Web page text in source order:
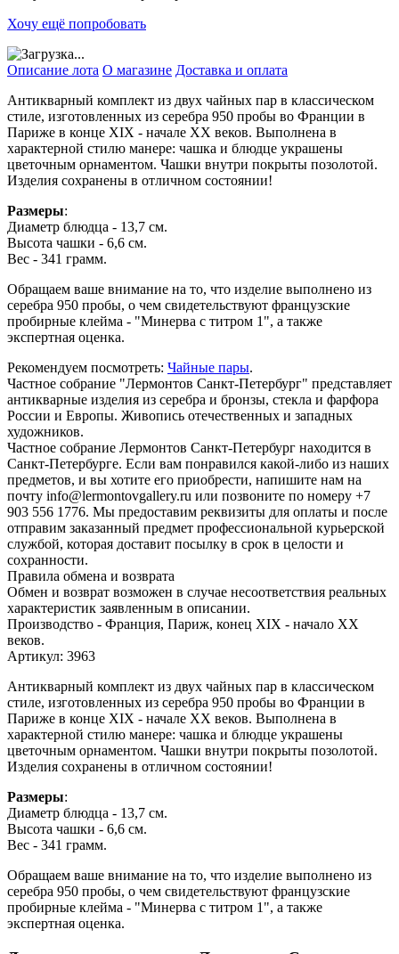
Хочу ещё попробовать
Описание лота О магазине Доставка и оплата
Антикварный комплект из двух чайных пар в классическом
стиле, изготовленных из серебра 950 пробы во Франции в
Париже в конце XIX - начале XX веков. Выполнена в
характерной стилю манере: чашка и блюдце украшены
цветочным орнаментом. Чашки внутри покрыты позолотой.
Изделия сохранены в отличном состоянии!
Размеры:
Диаметр блюдца - 13,7 см.
Высота чашки - 6,6 см.
Вес - 341 грамм.
Обращаем ваше внимание на то, что изделие выполнено из
серебра 950 пробы, о чем свидетельствуют французские
пробирные клейма - "Минерва с титром 1", а также
экспертная оценка.
Рекомендуем посмотреть: Чайные пары.
Частное собрание "Лермонтов Санкт-Петербург" представляет
антикварные изделия из серебра и бронзы, стекла и фарфора
России и Европы. Живопись отечественных и западных
художников.
Частное собрание Лермонтов Санкт-Петербург находится в
Санкт-Петербурге. Если вам понравился какой-либо из наших
предметов, и вы хотите его приобрести, напишите нам на
почту info@lermontovgallery.ru или позвоните по номеру +7
903 556 1776. Мы предоставим реквизиты для оплаты и после
отправим заказанный предмет профессиональной курьерской
службой, которая доставит посылку в срок в целости и
сохранности.
Правила обмена и возврата
Обмен и возврат возможен в случае несоответствия реальных
характеристик заявленным в описании.
Производство - Франция, Париж, конец XIX - начало XX
веков.
Артикул: 3963
Антикварный комплект из двух чайных пар в классическом
стиле, изготовленных из серебра 950 пробы во Франции в
Париже в конце XIX - начале XX веков. Выполнена в
характерной стилю манере: чашка и блюдце украшены
цветочным орнаментом. Чашки внутри покрыты позолотой.
Изделия сохранены в отличном состоянии!
Размеры:
Диаметр блюдца - 13,7 см.
Высота чашки - 6,6 см.
Вес - 341 грамм.
Обращаем ваше внимание на то, что изделие выполнено из
серебра 950 пробы, о чем свидетельствуют французские
пробирные клейма - "Минерва с титром 1", а также
экспертная оценка.